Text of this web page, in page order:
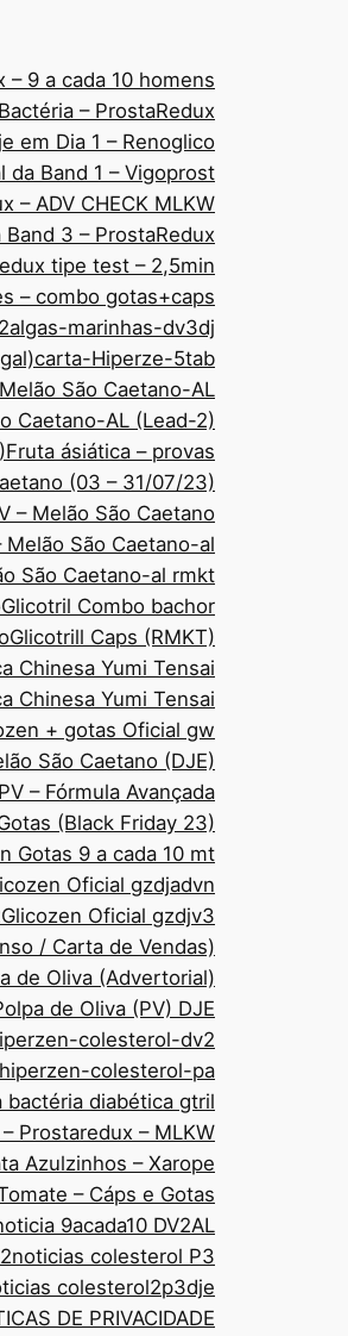
– 9 a cada 10 homens
– ProstaRedux
em Dia 1 – Renoglico
da Band 1 – Vigoprost
– ADV CHECK MLKW
3 – ProstaRedux
tipe test – 2,5min
– combo gotas+caps
algas-marinhas-dv3dj
carta-Hiperze-5tab
São Caetano-AL
Caetano-AL (Lead-2)
Fruta ásiática – provas
(03 – 31/07/23)
– Melão São Caetano
Melão São Caetano-al
São Caetano-al rmkt
Glicotril Combo bachor
Glicotrill Caps (RMKT)
Chinesa Yumi Tensai
Chinesa Yumi Tensai
+ gotas Oficial gw
São Caetano (DJE)
– Fórmula Avançada
(Black Friday 23)
Gotas 9 a cada 10 mt
Oficial gzdjadvn
Glicozen Oficial gzdjv3
/ Carta de Vendas)
de Oliva (Advertorial)
de Oliva (PV) DJE
colesterol-dv2
hiperzen-colesterol-pa
bactéria diabética gtril
Prostaredux – MLKW
Azulzinhos – Xarope
– Cáps e Gotas
9acada10 DV2AL
noticias colesterol P3
colesterol2p3dje
DE PRIVACIDADE